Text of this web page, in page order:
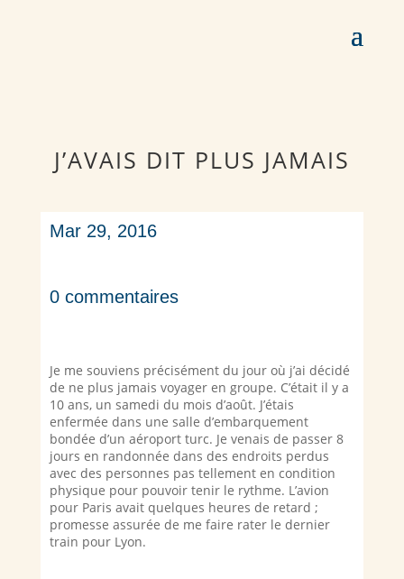
J’AVAIS DIT PLUS JAMAIS
Mar 29, 2016
0 commentaires
Je me souviens précisément du jour où j’ai décidé
de ne plus jamais voyager en groupe. C’était il y a
10 ans, un samedi du mois d’août. J’étais
enfermée dans une salle d’embarquement
bondée d’un aéroport turc. Je venais de passer 8
jours en randonnée dans des endroits perdus
avec des personnes pas tellement en condition
physique pour pouvoir tenir le rythme. L’avion
pour Paris avait quelques heures de retard ;
promesse assurée de me faire rater le dernier
train pour Lyon.